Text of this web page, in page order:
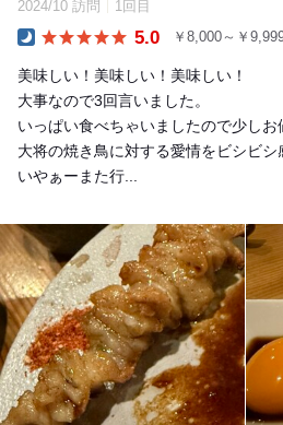
2024/10 訪問 1回目
5.0 ￥8,000～￥
美味しい！美味しい！美味しい！
大事なので3回言いました。
いっぱい食べちゃいましたので少し
大将の焼き鳥に対する愛情をビシビ
いやぁーまた行...